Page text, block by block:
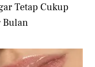
Tetap Cukup